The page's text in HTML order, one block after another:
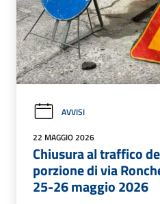
AVVISI
22 MAGGIO 2026
Chiusura al traffico
porzione di via
25-26 maggio 2026